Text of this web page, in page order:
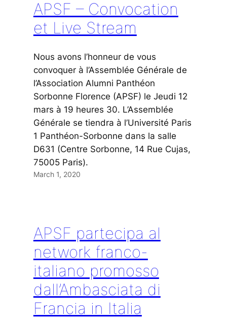
APSF – Convocation
et Live Stream
Nous avons l’honneur de vous
convoquer à l’Assemblée Générale de
l’Association Alumni Panthéon
Sorbonne Florence (APSF) le Jeudi 12
mars à 19 heures 30. L’Assemblée
Générale se tiendra à l’Université Paris
1 Panthéon-Sorbonne dans la salle
D631 (Centre Sorbonne, 14 Rue Cujas,
75005 Paris).
March 1, 2020
APSF partecipa al
network franco-
italiano promosso
dall’Ambasciata di
Francia in Italia